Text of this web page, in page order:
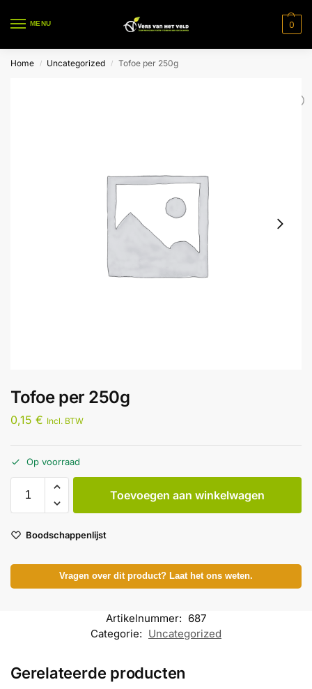
MENU 0
Home / Uncategorized / Tofoe per 250g
Tofoe per 250g
0,15 € Incl. BTW
Op voorraad
Toevoegen aan winkelwagen
Boodschappenlijst
Vragen over dit product? Laat het ons weten.
Artikelnummer: 687
Categorie: Uncategorized
Gerelateerde producten